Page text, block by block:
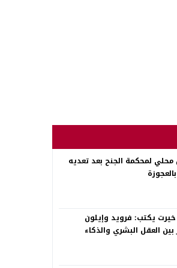
لمحكمة الجنح بعد تعديه
خيرت يكتب: فرويد وإيلون
العقل البشري والذكاء